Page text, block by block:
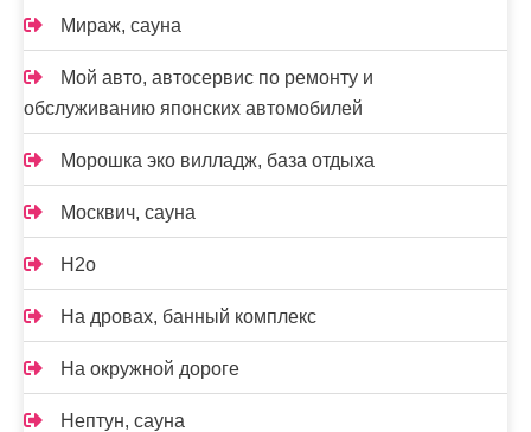
Мираж, сауна
Мой авто, автосервис по ремонту и
обслуживанию японских автомобилей
Морошка эко вилладж, база отдыха
Москвич, сауна
Н2о
На дровах, банный комплекс
На окружной дороге
Нептун, сауна